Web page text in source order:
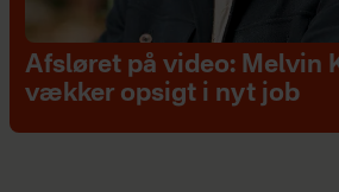
Afsløret på video: Melvin
vækker opsigt i nyt job